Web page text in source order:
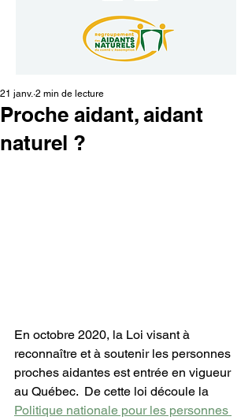
Proche aidant, aidant
naturel ?
21 janv. 2 min de lecture
En octobre 2020, la Loi visant à
reconnaître et à soutenir les personnes
proches aidantes est entrée en vigueur
au Québec.  De cette loi découle la
Politique nationale pour les personnes